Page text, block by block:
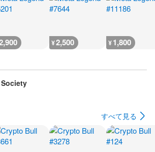
¥2,500 ¥1,800
すべて見る